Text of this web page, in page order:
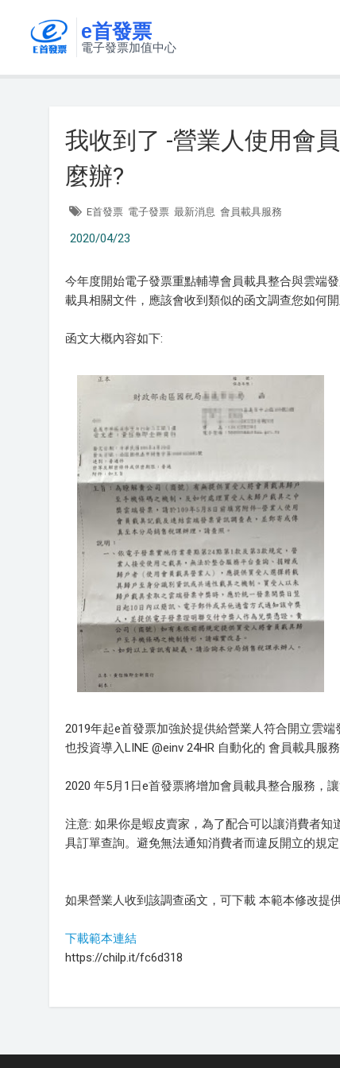
e首發票
電子發票加值中心
我收到了 -營業人使用會
麼辦?
E首發票 電子發票 最新消息 會員載具服務
2020/04/23
今年度開始電子發票重點輔導會員載具整合與雲端
載具相關文件，應該會收到類似的函文調查您如何開
函文大概內容如下:
2019年起e首發票加強於提供給營業人符合開立雲端
也投資導入LINE @einv 24HR 自動化的 會員載具服務
2020 年5月1日e首發票將增加會員載具整合服務，
注意: 如果你是蝦皮賣家，為了配合可以讓消費者
具訂單查詢。避免無法通知消費者而違反開立的規定
如果營業人收到該調查函文，可下載 本範本修改提
下載範本連結
https://chilp.it/fc6d318